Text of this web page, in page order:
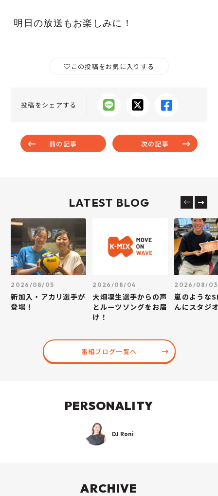
明日の放送もお楽しみに！
この投稿をお気に入りする
投稿をシェアする
前の記事 次の記事
LATEST BLOG
2026/08/05
新加入・アカリ選手が
登場！
2026/08/04
大畑凜生選手からの声
とルーツソングをお届
け！
2026/08/03
嵐のような
んにスタジ
番組ブログ一覧へ
PERSONALITY
DJ Roni
ARCHIVE